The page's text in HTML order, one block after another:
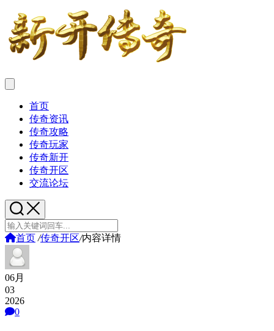
首页
传奇资讯
传奇攻略
传奇玩家
传奇新开
传奇开区
交流论坛
首页 /传奇开区/内容详情
06月
03
2026
0